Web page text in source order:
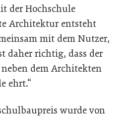
der Hochschule
Architektur entsteht
mit dem Nutzer,
daher richtig, dass der
dem Architekten
ehrt.“
wurde von